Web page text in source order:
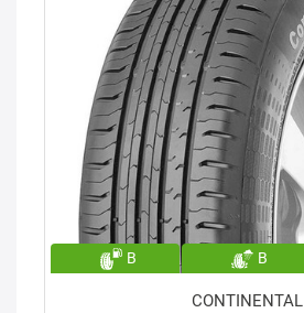
B B
CONTINENTAL